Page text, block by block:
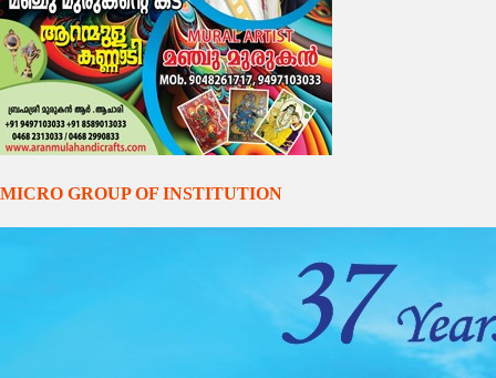
MICRO GROUP OF INSTITUTION